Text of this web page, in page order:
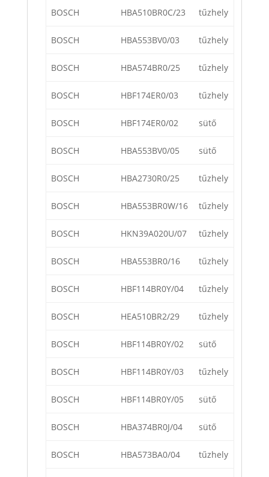
BOSCH HBA510BR0C/23 tűzhely
BOSCH HBA553BV0/03 tűzhely
BOSCH HBA574BR0/25 tűzhely
BOSCH HBF174ER0/03 tűzhely
BOSCH HBF174ER0/02 sütő
BOSCH HBA553BV0/05 sütő
BOSCH HBA2730R0/25 tűzhely
BOSCH HBA553BR0W/16 tűzhely
BOSCH HKN39A020U/07 tűzhely
BOSCH HBA553BR0/16 tűzhely
BOSCH HBF114BR0Y/04 tűzhely
BOSCH HEA510BR2/29 tűzhely
BOSCH HBF114BR0Y/02 sütő
BOSCH HBF114BR0Y/03 tűzhely
BOSCH HBF114BR0Y/05 sütő
BOSCH HBA374BR0J/04 sütő
BOSCH HBA573BA0/04 tűzhely